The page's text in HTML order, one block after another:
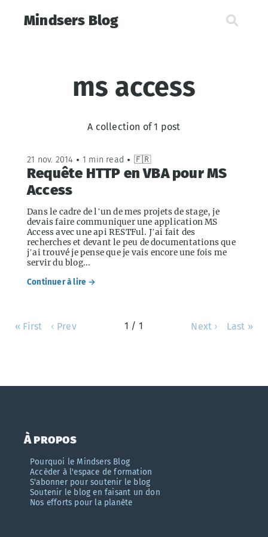
Mindsers Blog
ms access
A collection of 1 post
21 nov. 2014 • 1 min read • 🇫🇷
Requête HTTP en VBA pour MS
Access
Dans le cadre de l’un de mes projets de stage, je
devais faire communiquer une application MS
Access avec une api RESTFul. J’ai fait des
recherches et devant le peu de documentations que
j’ai trouvé je pense que je vais encore une fois me
servir du blog...
Continuer à lire →
« First ‹ Prev 1 / 1 Next › Last »
À propos
Pourquoi le Mindsers Blog
Accèder à l'espace de formation
S'abonner pour soutenir le blog
Soutenir le blog en faisant un don
Nos efforts pour la planète